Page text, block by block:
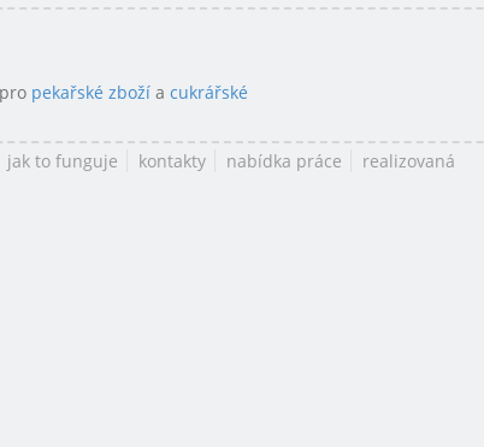
pekařské zboží a cukrářské
jak to funguje kontakty nabídka práce
realizovaná